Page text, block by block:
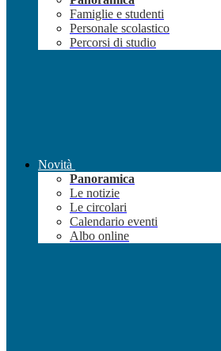
Famiglie e studenti
Personale scolastico
Percorsi di studio
Novità
Panoramica
Le notizie
Le circolari
Calendario eventi
Albo online